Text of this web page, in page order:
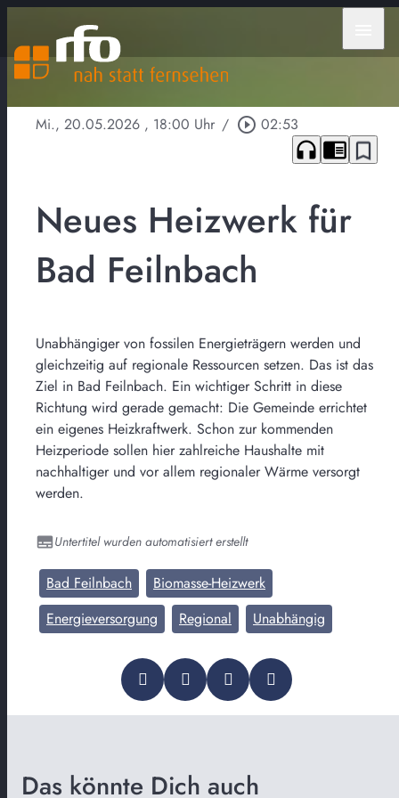
Mi., 20.05.2026 , 18:00 Uhr / play_circle_outline 02:53
headphones chrome_reader_mode bookmark_border
Neues Heizwerk für
Bad Feilnbach
Unabhängiger von fossilen Energieträgern werden und
gleichzeitig auf regionale Ressourcen setzen. Das ist das
Ziel in Bad Feilnbach. Ein wichtiger Schritt in diese
Richtung wird gerade gemacht: Die Gemeinde errichtet
ein eigenes Heizkraftwerk. Schon zur kommenden
Heizperiode sollen hier zahlreiche Haushalte mit
nachhaltiger und vor allem regionaler Wärme versorgt
werden.
Untertitel wurden automatisiert erstellt
Bad Feilnbach
Biomasse-Heizwerk
Energieversorgung
Regional Unabhängig
Das könnte Dich auch